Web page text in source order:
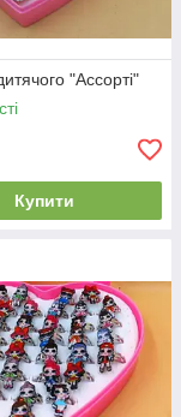
"Ассорті"
Купити